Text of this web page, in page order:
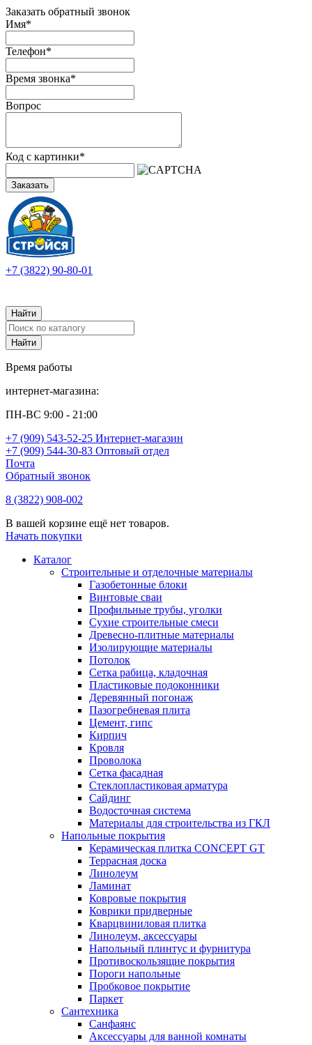
Заказать обратный звонок
Имя*
Телефон*
Время звонка*
Вопрос
Код с картинки*
Заказать
+7 (3822) 90-80-01
Время работы
интернет-магазина:
ПН-ВС 9:00 - 21:00
+7 (909) 543-52-25 Интернет-магазин
+7 (909) 544-30-83 Оптовый отдел
Почта
Обратный звонок
8 (3822) 908-002
В вашей корзине ещё нет товаров.
Начать покупки
Каталог
Строительные и отделочные материалы
Газобетонные блоки
Винтовые сваи
Профильные трубы, уголки
Сухие строительные смеси
Древесно-плитные материалы
Изолирующие материалы
Потолок
Сетка рабица, кладочная
Пластиковые подоконники
Деревянный погонаж
Пазогребневая плита
Цемент, гипс
Кирпич
Кровля
Проволока
Сетка фасадная
Стеклопластиковая арматура
Сайдинг
Водосточная система
Материалы для строительства из ГКЛ
Напольные покрытия
Керамическая плитка CONCEPT GT
Террасная доска
Линолеум
Ламинат
Ковровые покрытия
Коврики придверные
Кварцвиниловая плитка
Линолеум, аксессуары
Напольный плинтус и фурнитура
Противоскользящие покрытия
Пороги напольные
Пробковое покрытие
Паркет
Сантехника
Санфаянс
Аксессуары для ванной комнаты